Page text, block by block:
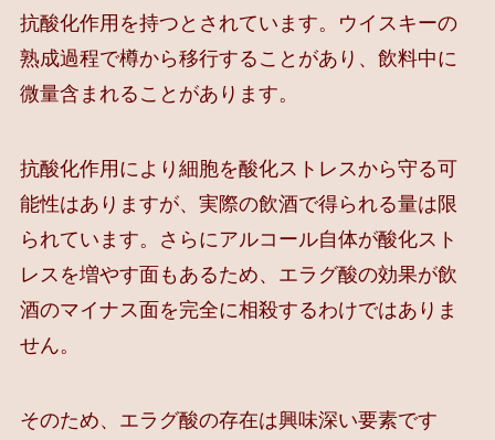
抗酸化作用を持つとされています。ウイスキーの
熟成過程で樽から移行することがあり、飲料中に
微量含まれることがあります。
抗酸化作用により細胞を酸化ストレスから守る可
能性はありますが、実際の飲酒で得られる量は限
られています。さらにアルコール自体が酸化スト
レスを増やす面もあるため、エラグ酸の効果が飲
酒のマイナス面を完全に相殺するわけではありま
せん。
そのため、エラグ酸の存在は興味深い要素です